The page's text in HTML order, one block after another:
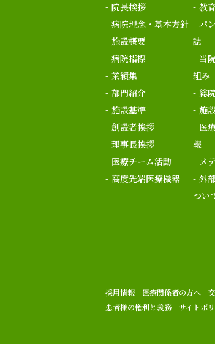
院長挨拶
病院理念・基本方針
施設概要
病院指標
業績集
部門紹介
施設基準
創設者挨拶
理事長挨拶
医療チーム活動
高度先端医療機器
教
パ
誌
当
組み
総
施
医
報
メ
外
つい
採用情報 医療関係者の方へ
患者様の権利と義務
サイトポ